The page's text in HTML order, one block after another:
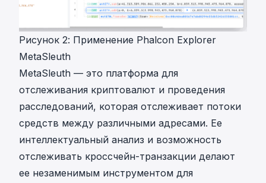
Рисунок 2: Применение Phalcon Explorer
MetaSleuth
MetaSleuth — это платформа для
отслеживания криптовалют и проведения
расследований, которая отслеживает потоки
средств между различными адресами. Ее
интеллектуальный анализ и возможность
отслеживать кроссчейн-транзакции делают
ее незаменимым инструментом для